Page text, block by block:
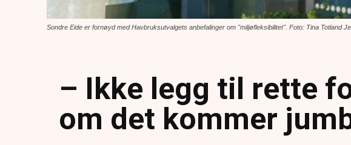
Sondre Eide er fornøyd med Havbruksutvalgets anbefalinger om "miljøfleksibilitet". Foto: Tina Totland
– Ikke legg til rette
om det kommer